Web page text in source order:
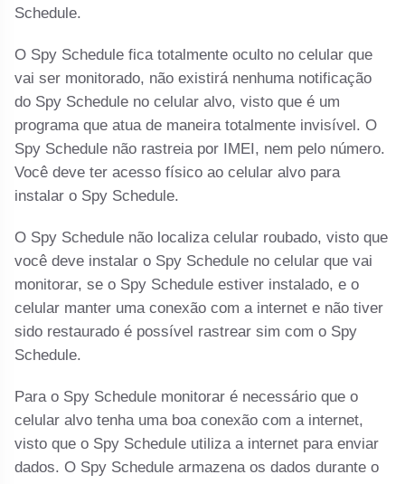
Schedule.
O Spy Schedule fica totalmente oculto no celular que
vai ser monitorado, não existirá nenhuma notificação
do Spy Schedule no celular alvo, visto que é um
programa que atua de maneira totalmente invisível. O
Spy Schedule não rastreia por IMEI, nem pelo número.
Você deve ter acesso físico ao celular alvo para
instalar o Spy Schedule.
O Spy Schedule não localiza celular roubado, visto que
você deve instalar o Spy Schedule no celular que vai
monitorar, se o Spy Schedule estiver instalado, e o
celular manter uma conexão com a internet e não tiver
sido restaurado é possível rastrear sim com o Spy
Schedule.
Para o Spy Schedule monitorar é necessário que o
celular alvo tenha uma boa conexão com a internet,
visto que o Spy Schedule utiliza a internet para enviar
dados. O Spy Schedule armazena os dados durante o